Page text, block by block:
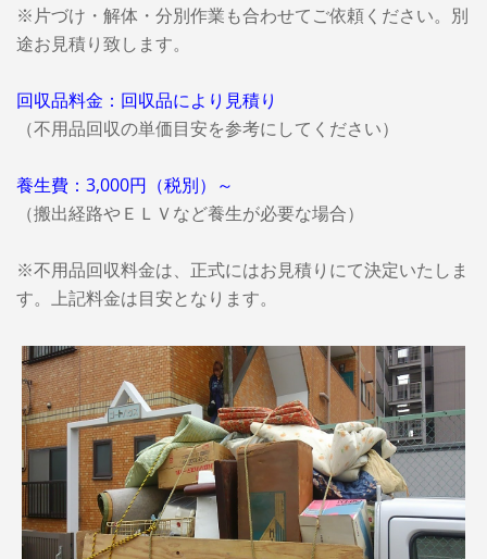
※片づけ・解体・分別作業も合わせてご依頼ください。別
途お見積り致します。
回収品料金：回収品により見積り
（不用品回収の単価目安を参考にしてください）
養生費：3,000円（税別）～
（搬出経路やＥＬＶなど養生が必要な場合）
※不用品回収料金は、正式にはお見積りにて決定いたしま
す。上記料金は目安となります。